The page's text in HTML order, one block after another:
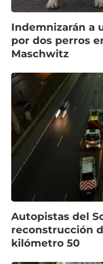
Indemnizarán a
por dos perros
Maschwitz
Autopistas del
reconstrucción
kilómetro 50